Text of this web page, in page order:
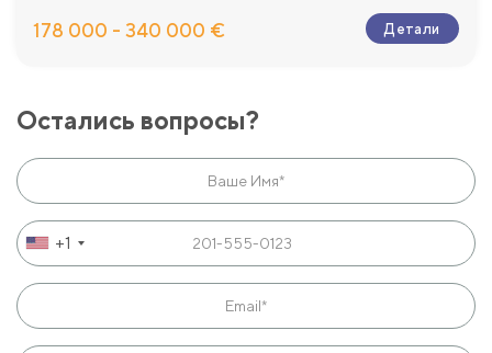
178 000 - 340 000 € Детали
Остались вопросы?
+1